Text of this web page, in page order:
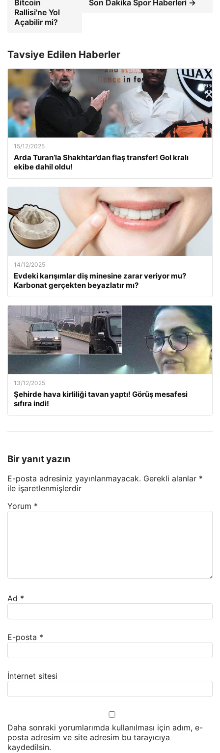
Bitcoin
Rallisi'ne Yol
Açabilir mi?
Son Dakika Spor Haberleri →
Tavsiye Edilen Haberler
15/12/2025
Arda Turan’la Shakhtar’dan flaş transfer! Gol kralı
ekibe dahil oldu!
14/12/2025
Evdeki karışımlar diş minesine zarar veriyor mu?
Karbonat gerçekten beyazlatır mı?
13/12/2025
Şehirde hava kirliliği tavan yaptı! Görüş mesafesi
sıfıra indi!
Bir yanıt yazın
E-posta adresiniz yayınlanmayacak. Gerekli alanlar *
ile işaretlenmişlerdir
Yorum *
Ad *
E-posta *
İnternet sitesi
Daha sonraki yorumlarımda kullanılması için adım, e-
posta adresim ve site adresim bu tarayıcıya
kaydedilsin.